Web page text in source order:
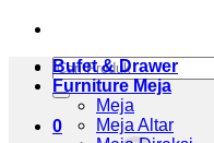
Pencarian
untuk:
0
Bufet & Drawer
Furniture Meja
Meja
Meja Altar